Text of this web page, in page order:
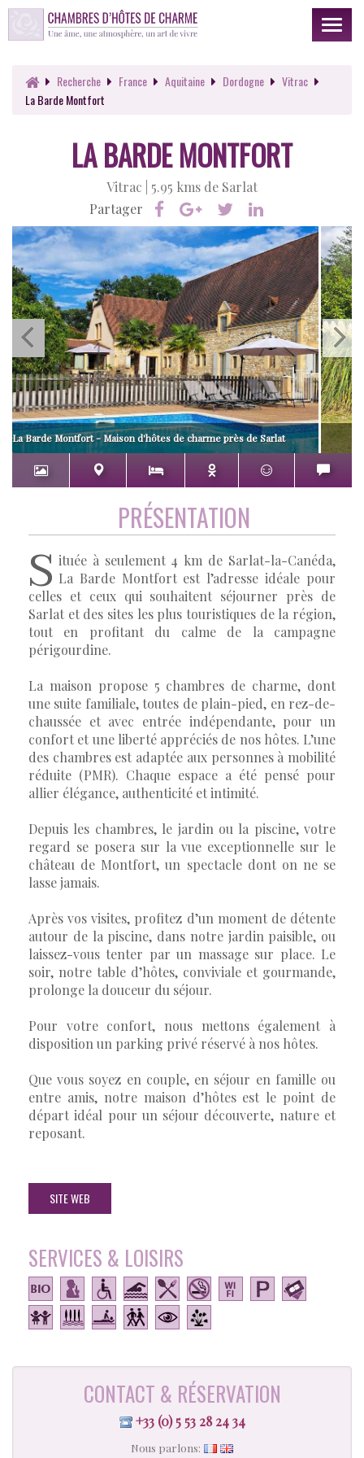
Toggle
Recherche France Aquitaine Dordogne
Vitrac
La Barde Montfort
LA BARDE MONTFORT
Vitrac |
5.95 kms de Sarlat
Partager
La Barde Montfort - Maison d'hôtes de charme près de Sarlat
PRÉSENTATION
S ituée à seulement 4 km de Sarlat-la-Canéda,
La Barde Montfort est l’adresse idéale pour
celles et ceux qui souhaitent séjourner près de
Sarlat et des sites les plus touristiques de la région,
tout en profitant du calme de la campagne
périgourdine.
La maison propose 5 chambres de charme, dont
une suite familiale, toutes de plain-pied, en rez-de-
chaussée et avec entrée indépendante, pour un
confort et une liberté appréciés de nos hôtes. L’une
des chambres est adaptée aux personnes à mobilité
réduite (PMR). Chaque espace a été pensé pour
allier élégance, authenticité et intimité.
Depuis les chambres, le jardin ou la piscine, votre
regard se posera sur la vue exceptionnelle sur le
château de Montfort, un spectacle dont on ne se
lasse jamais.
Après vos visites, profitez d’un moment de détente
autour de la piscine, dans notre jardin paisible, ou
laissez-vous tenter par un massage sur place. Le
soir, notre table d’hôtes, conviviale et gourmande,
prolonge la douceur du séjour.
Pour votre confort, nous mettons également à
disposition un parking privé réservé à nos hôtes.
Que vous soyez en couple, en séjour en famille ou
entre amis, notre maison d’hôtes est le point de
départ idéal pour un séjour découverte, nature et
reposant.
SITE WEB
SERVICES & LOISIRS
CONTACT & RÉSERVATION
+33 (0) 5 53 28 24 34
Nous parlons: